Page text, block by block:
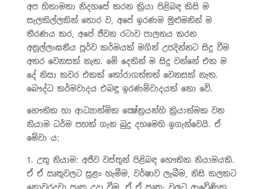
අප හිතාමතා නිදහසේ කරන ක්‍රියා පිළිබඳ කිසි ම
සැලකිල්ලකින් තොර ව, අපේ ඉරණම මුළුමනින් ම
තීරණය කර, අපේ ජීවන රටාව පාලනය කරන
අනුල්ලංඝනීය පූර්ව කර්මයක් මගින් උපදින්නට සිදු වීම
අතර වෙනසක් නැත. මේ දෙකින් ම සිදු වන්නේ එක ම
දේ නිසා කවර එකක් තෝරාගත්තත් වෙනසක් නැත.
බෞද්ධ කර්මවාදය එබඳු ඉරණම්වාදයක් නො වේ.
භෞතික හා ආධ්‍යාත්මික ක්‍ෂේත්‍රයන්හි ක්‍රියාත්මක වන
නියාම ධර්ම පහක් ගැන බුදු දහමෙහි ඉගැන්වෙයි. ඒ
මේවා ය:
1. උතු නියාම: අජීව වස්තුන් පිළිබඳ භෞතික නියාමයකි.
ඒ ඒ ඍතුවලට සුළං හැමීම, වර්ෂාව ලැබීම, නිසි කලකට